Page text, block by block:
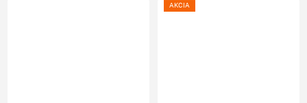
AKCIA